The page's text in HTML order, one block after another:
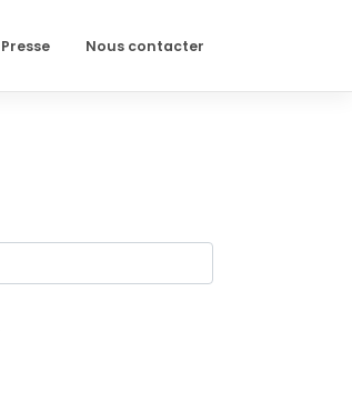
Presse Nous contacter